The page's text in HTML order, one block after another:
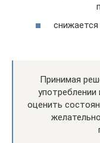
Принимая
употреблении
оценить